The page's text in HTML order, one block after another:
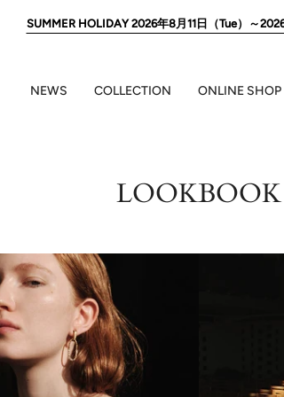
SUMMER HOLIDAY 2026年8月11日（Tue）～
NEWS COLLECTION ONLINE SHOP
LOOKBOOK